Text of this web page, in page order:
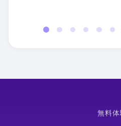
無料体